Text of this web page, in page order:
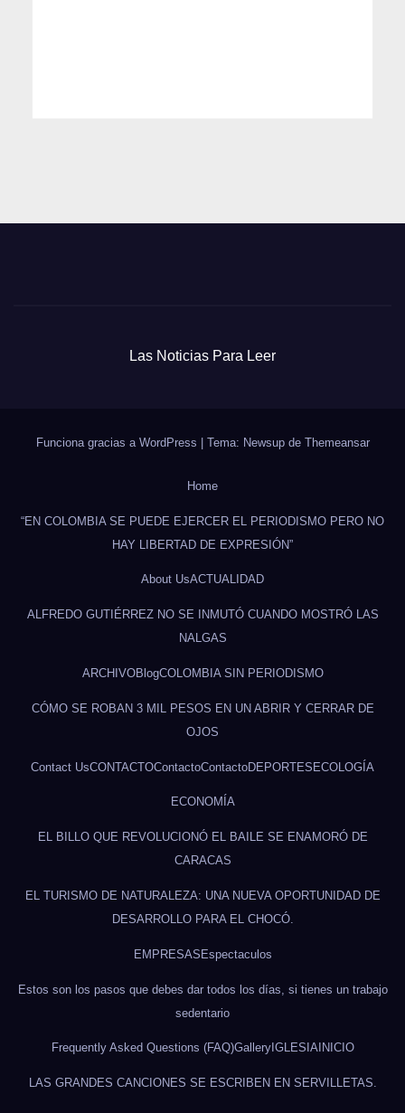
Las Noticias Para Leer
Funciona gracias a WordPress | Tema: Newsup de Themeansar
Home
“EN COLOMBIA SE PUEDE EJERCER EL PERIODISMO PERO NO
HAY LIBERTAD DE EXPRESIÓN”
About UsACTUALIDAD
ALFREDO GUTIÉRREZ NO SE INMUTÓ CUANDO MOSTRÓ LAS
NALGAS
ARCHIVOBlogCOLOMBIA SIN PERIODISMO
CÓMO SE ROBAN 3 MIL PESOS EN UN ABRIR Y CERRAR DE
OJOS
Contact UsCONTACTOContactoContactoDEPORTESECOLOGÍA
ECONOMÍA
EL BILLO QUE REVOLUCIONÓ EL BAILE SE ENAMORÓ DE
CARACAS
EL TURISMO DE NATURALEZA: UNA NUEVA OPORTUNIDAD DE
DESARROLLO PARA EL CHOCÓ.
EMPRESASEspectaculos
Estos son los pasos que debes dar todos los días, si tienes un trabajo
sedentario
Frequently Asked Questions (FAQ)GalleryIGLESIAINICIO
LAS GRANDES CANCIONES SE ESCRIBEN EN SERVILLETAS.